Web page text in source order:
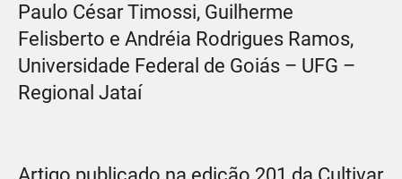
Paulo César Timossi, Guilherme
Felisberto e Andréia Rodrigues Ramos,
Universidade Federal de Goiás – UFG –
Regional Jataí